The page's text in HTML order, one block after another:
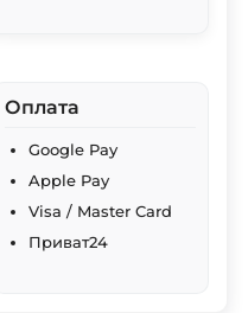
Оплата
Google Pay
Apple Pay
Visa / Master Card
Приват24